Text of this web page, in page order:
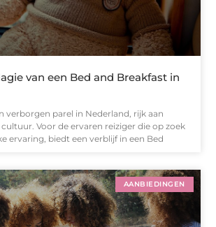
van een Bed and Breakfast in
verborgen parel in Nederland, rijk aan
Voor de ervaren reiziger die op zoek
ervaring, biedt een verblijf in een Bed
AANBIEDINGEN